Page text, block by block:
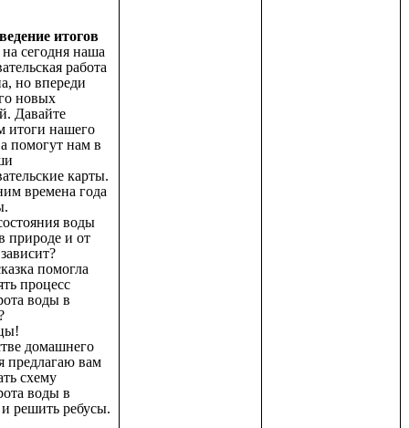
итогов
на сегодня наша
работа
но впереди
новых
Давайте
итоги нашего
помогут нам в
карты.
времена года
воды
природе и от
помогла
процесс
воды в
домашнего
предлагаю вам
схему
воды в
решить ребусы.